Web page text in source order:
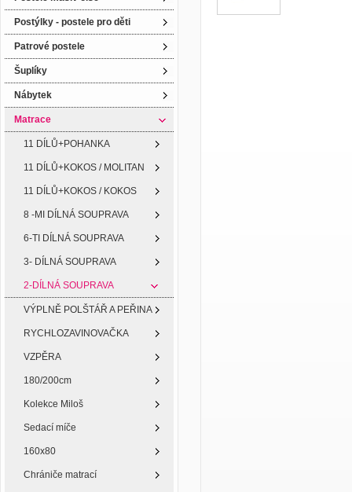
Postýlky - postele pro děti
Patrové postele
Šuplíky
Nábytek
Matrace
11 DÍLŮ+POHANKA
11 DÍLŮ+KOKOS / MOLITAN
11 DÍLŮ+KOKOS / KOKOS
8 -MI DÍLNÁ SOUPRAVA
6-TI DÍLNÁ SOUPRAVA
3- DÍLNÁ SOUPRAVA
2-DÍLNÁ SOUPRAVA
VÝPLNĚ POLŠTÁŘ A PEŘINA
RYCHLOZAVINOVAČKA
VZPĚRA
180/200cm
Kolekce Miloš
Sedací míče
160x80
Chrániče matrací